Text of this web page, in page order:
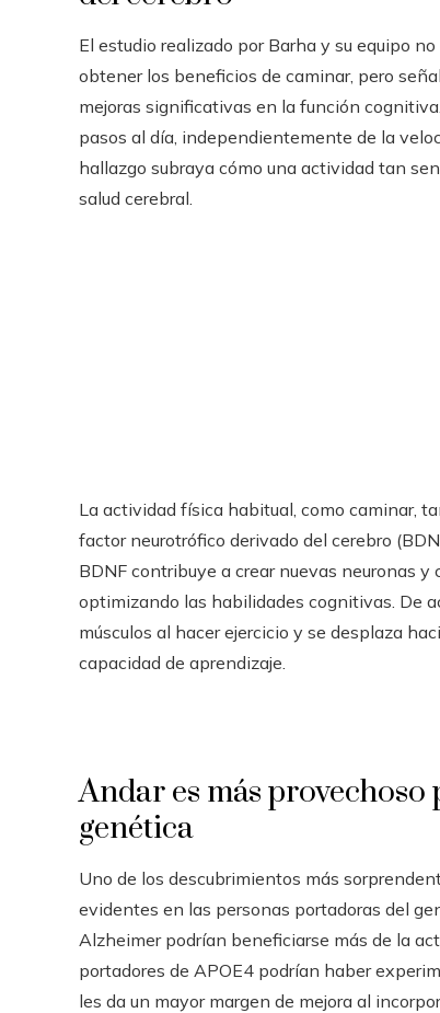
El estudio realizado por Barha y su equipo
obtener los beneficios de caminar, pero
mejoras significativas en la función
pasos al día, independientemente de la
hallazgo subraya cómo una actividad tan
salud cerebral.
La actividad física habitual, como caminar,
factor neurotrófico derivado del cerebro
BDNF contribuye a crear nuevas neuronas
optimizando las habilidades cognitivas. De
músculos al hacer ejercicio y se desplaza
capacidad de aprendizaje.
Andar es más
genética
Uno de los descubrimientos más
evidentes en las personas portadoras del
Alzheimer podrían beneficiarse más de la
portadores de APOE4 podrían haber
les da un mayor margen de mejora al